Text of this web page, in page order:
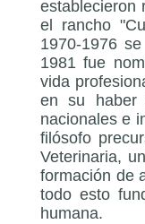
establecieron
el rancho
1970-1976
1981 fue
vida
en su haber
nacionales e
filósofo
Veterinaria,
formación de
todo esto
humana.